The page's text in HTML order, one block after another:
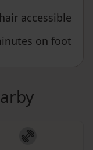
accessible
on foot